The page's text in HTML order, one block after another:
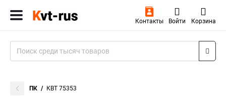
Контакты Войти Корзина
ПК КВТ 75353